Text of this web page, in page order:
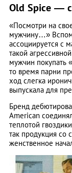
Old Spice —
«Посмотри на
мужчину…»
ассоциируется с
такой
мужчин покупать
то время парни
ход слегка
выпускала для
Бренд
American
теплотой
так продукция со
женственное